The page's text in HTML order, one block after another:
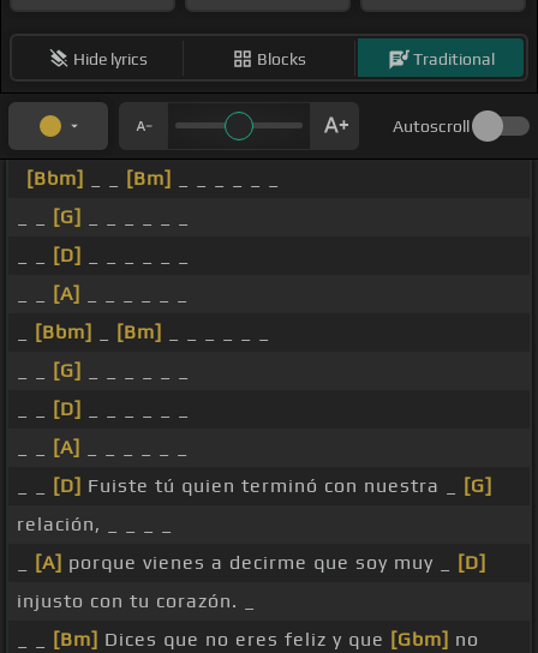
Hide lyrics Blocks Traditional
Autoscroll
[Bbm] [Bm]
[G]
[D]
[A]
[Bbm] [Bm]
[G]
[D]
[A]
[D] Fuiste tú quien terminó con nuestra _
[G]
relación, _ _ _ _
[A] porque vienes a decirme que soy muy _
[D]
injusto con tu corazón. _
[Bm] Dices que no eres feliz y que [Gbm] no